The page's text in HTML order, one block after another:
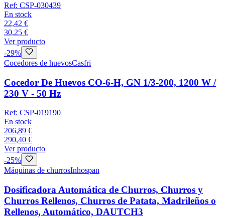
Ref: CSP-030439
En stock
22,42 €
30,25 €
Ver producto
-29%
Cocedores de huevosCasfri
Cocedor De Huevos CO-6-H, GN 1/3-200, 1200 W /
230 V - 50 Hz
Ref: CSP-019190
En stock
206,89 €
290,40 €
Ver producto
-25%
Máquinas de churrosInhospan
Dosificadora Automática de Churros, Churros y
Churros Rellenos, Churros de Patata, Madrileños o
Rellenos, Automático, DAUTCH3